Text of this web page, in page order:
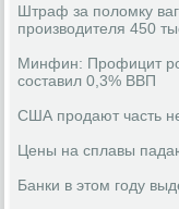
Штраф за поломку
производителя 450
Минфин: Профицит
составил 0,3% ВВП
США продают часть
Цены на сплавы
Банки в этом году